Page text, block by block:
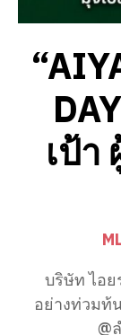
เป้า
บริษัท ไอย
อย่างท่วมท้
@